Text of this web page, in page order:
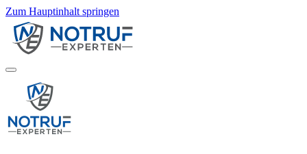
Zum Hauptinhalt springen